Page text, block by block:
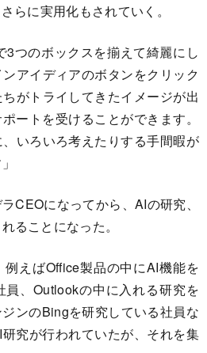
らに実用化もされていく。
3つのボックスを揃えて綺麗にし
アイディアのボタンをクリック
がトライしてきたイメージが出
ートを受けることができます。
いろいろ考えたりする手間暇が
CEOになってから、AIの研究、
ることになった。
えばOffice製品の中にAI機能を
員、Outlookの中に入れる研究を
ンのBingを研究している社員な
究が行われていたが、それを集